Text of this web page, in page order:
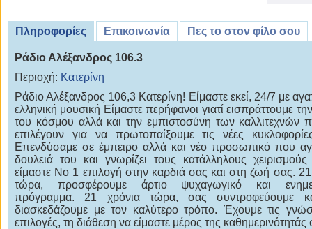
Πληροφορίες Επικοινωνία Πες το στον φίλο σου
Ράδιο Αλέξανδρος 106.3
Περιοχή: Κατερίνη
Ράδιο Αλέξανδρος 106,3 Κατερίνη! Είμαστε εκεί, 24/7 με
ελληνική μουσική Είμαστε περήφανοι γιατί εισπράττουμε
του κόσμου αλλά και την εμπιστοσύνη των καλλιτεχνών
επιλέγουν για να πρωτοπαίξουμε τις νέες
Επενδύσαμε σε έμπειρο αλλά και νέο προσωπικό που
δουλειά του και γνωρίζει τους κατάλληλους
είμαστε Νο 1 επιλογή στην καρδιά σας και στη ζωή σας. 21
τώρα, προσφέρουμε άρτιο ψυχαγωγικό και
πρόγραμμα. 21 χρόνια τώρα, σας συντροφεύουμε
διασκεδάζουμε με τον καλύτερο τρόπο. Έχουμε τις
επιλογές, τη διάθεση να είμαστε μέρος της καθημερινότητάς